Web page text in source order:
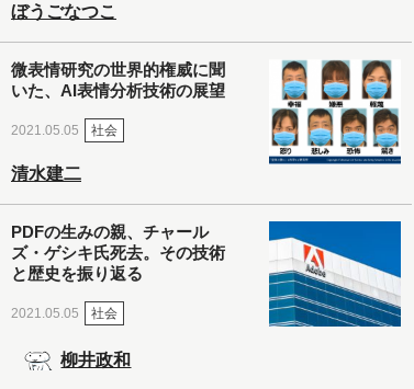
ぼうごなつこ
微表情研究の世界的権威に聞
いた、AI表情分析技術の展望
2021.05.05 社会
清水建二
PDFの生みの親、チャール
ズ・ゲシキ氏死去。その技術
と歴史を振り返る
2021.05.05 社会
柳井政和